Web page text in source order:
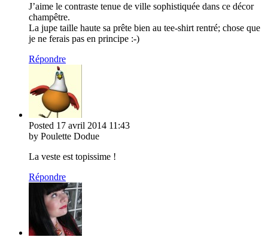
J’aime le contraste tenue de ville sophistiquée dans ce décor
champêtre.
La jupe taille haute sa prête bien au tee-shirt rentré; chose que
je ne ferais pas en principe :-)
Répondre
Posted 17 avril 2014 11:43
by Poulette Dodue
La veste est topissime !
Répondre